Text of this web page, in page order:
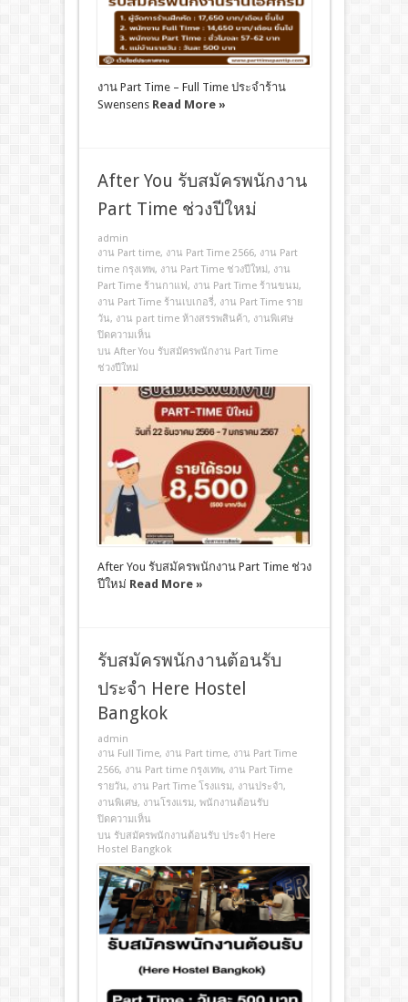
งาน Part Time – Full Time ประจำร้าน
Swensens Read More »
After You รับสมัครพนักงาน
Part Time ช่วงปีใหม่
admin
งาน Part time, งาน Part Time 2566, งาน Part
time กรุงเทพ, งาน Part Time ช่วงปีใหม่, งาน
Part Time ร้านกาแฟ, งาน Part Time ร้านขนม,
งาน Part Time ร้านเบเกอรี่, งาน Part Time ราย
วัน, งาน part time ห้างสรรพสินค้า, งานพิเศษ
ปิดความเห็น
บน After You รับสมัครพนักงาน Part Time
ช่วงปีใหม่
After You รับสมัครพนักงาน Part Time ช่วง
ปีใหม่ Read More »
รับสมัครพนักงานต้อนรับ
ประจำ Here Hostel
Bangkok
admin
งาน Full Time, งาน Part time, งาน Part Time
2566, งาน Part time กรุงเทพ, งาน Part Time
รายวัน, งาน Part Time โรงแรม, งานประจํา,
งานพิเศษ, งานโรงแรม, พนักงานต้อนรับ
ปิดความเห็น
บน รับสมัครพนักงานต้อนรับ ประจำ Here
Hostel Bangkok